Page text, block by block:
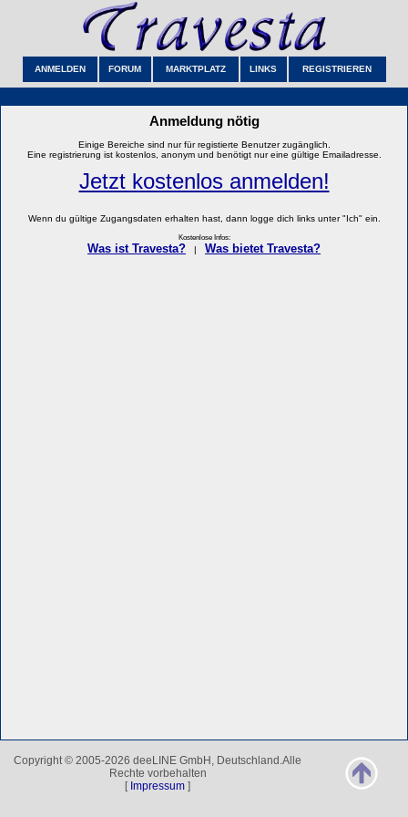
ANMELDEN FORUM MARKTPLATZ LINKS REGISTRIEREN
Anmeldung nötig
Einige Bereiche sind nur für registierte Benutzer zugänglich.
Eine registrierung ist kostenlos, anonym und benötigt nur eine gültige Emailadresse.
Jetzt kostenlos anmelden!
Wenn du gültige Zugangsdaten erhalten hast, dann logge dich links unter "Ich" ein.
Kostenlose Infos:
Was ist Travesta? Was bietet Travesta?
Copyright © 2005-2026 deeLINE GmbH, Deutschland.Alle
Rechte vorbehalten
[ Impressum ]